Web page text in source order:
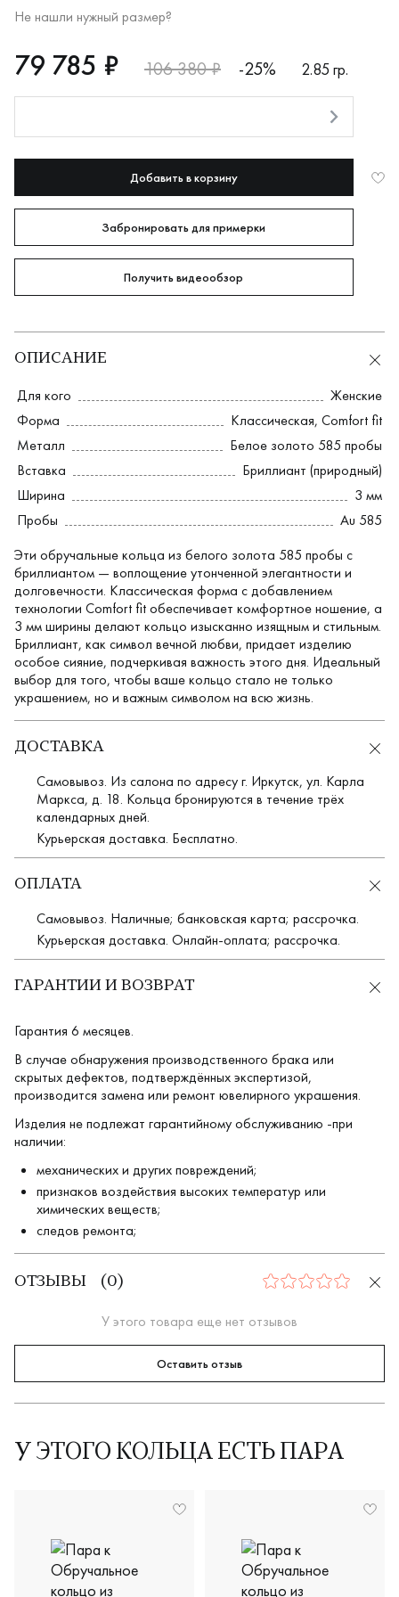
Не нашли нужный размер?
RUB
79785
79 785 ₽ 106 380 ₽ -25%
2.85 гр.
Добавить в корзину
Забронировать для примерки
Получить видеообзор
ОПИСАНИЕ
Для кого
Женские
Форма
Классическая, Comfort fit
Металл
Белое золото 585 пробы
Вставка
Бриллиант (природный)
Ширина
3 мм
Пробы
Au 585
Эти обручальные кольца из белого золота 585 пробы с
бриллиантом — воплощение утонченной элегантности и
долговечности. Классическая форма с добавлением
технологии Comfort fit обеспечивает комфортное ношение, а
3 мм ширины делают кольцо изысканно изящным и стильным.
Бриллиант, как символ вечной любви, придает изделию
особое сияние, подчеркивая важность этого дня. Идеальный
выбор для того, чтобы ваше кольцо стало не только
украшением, но и важным символом на всю жизнь.
ДОСТАВКА
Самовывоз. Из салона по адресу г. Иркутск, ул. Карла
Маркса, д. 18. Кольца бронируются в течение трёх
календарных дней.
Курьерская доставка. Бесплатно.
ОПЛАТА
Самовывоз. Наличные; банковская карта; рассрочка.
Курьерская доставка. Онлайн-оплата; рассрочка.
ГАРАНТИИ И ВОЗВРАТ
Гарантия 6 месяцев.
В случае обнаружения производственного брака или
скрытых дефектов, подтверждённых экспертизой,
производится замена или ремонт ювелирного украшения.
Изделия не подлежат гарантийному обслуживанию -при
наличии:
механических и других повреждений;
признаков воздействия высоких температур или
химических веществ;
следов ремонта;
ОТЗЫВЫ ( 0) 0
У этого товара еще нет отзывов
Оставить отзыв
У ЭТОГО КОЛЬЦА ЕСТЬ ПАРА